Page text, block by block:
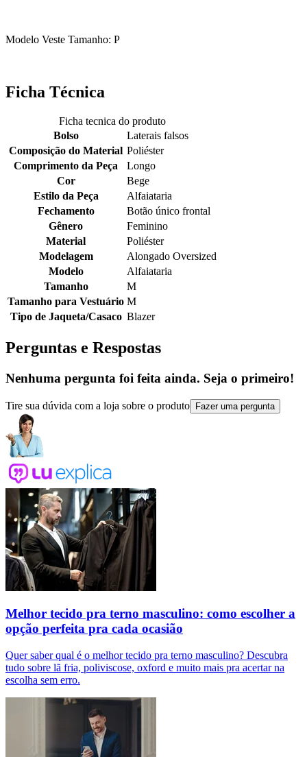
Modelo Veste Tamanho: P
Ficha Técnica
Ficha tecnica do produto
Bolso
Laterais falsos
Composição do Material Poliéster
Comprimento da Peça
Longo
Cor
Bege
Estilo da Peça
Alfaiataria
Fechamento
Botão único frontal
Gênero
Feminino
Material
Poliéster
Modelagem
Alongado Oversized
Modelo
Alfaiataria
Tamanho
M
Tamanho para Vestuário M
Tipo de Jaqueta/Casaco Blazer
Perguntas e Respostas
Nenhuma pergunta foi feita ainda. Seja o primeiro!
Tire sua dúvida com a loja sobre o produto Fazer uma pergunta
Melhor tecido pra terno masculino: como escolher a
opção perfeita pra cada ocasião
Quer saber qual é o melhor tecido pra terno masculino? Descubra
tudo sobre lã fria, poliviscose, oxford e muito mais pra acertar na
escolha sem erro.